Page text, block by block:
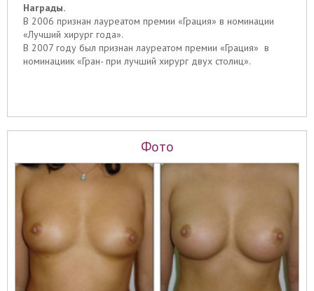
Награды.
В 2006 признан лауреатом премии «Грация» в номинации
«Лучший хирург года».
В 2007 году был признан лауреатом премии «Грация» в
номинациик «Гран- при лучший хирург двух столиц».
Фото